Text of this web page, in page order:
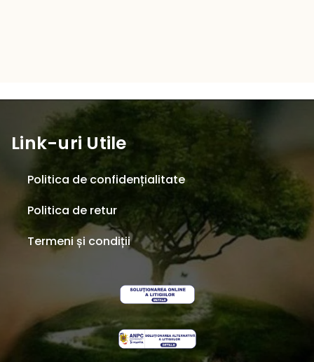
Link-uri Utile
Politica de confidențialitate
Politica de retur
Termeni și condiții